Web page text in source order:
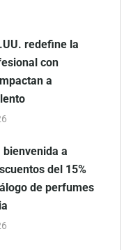
redefine la
con
a
bienvenida a
del 15%
de perfumes